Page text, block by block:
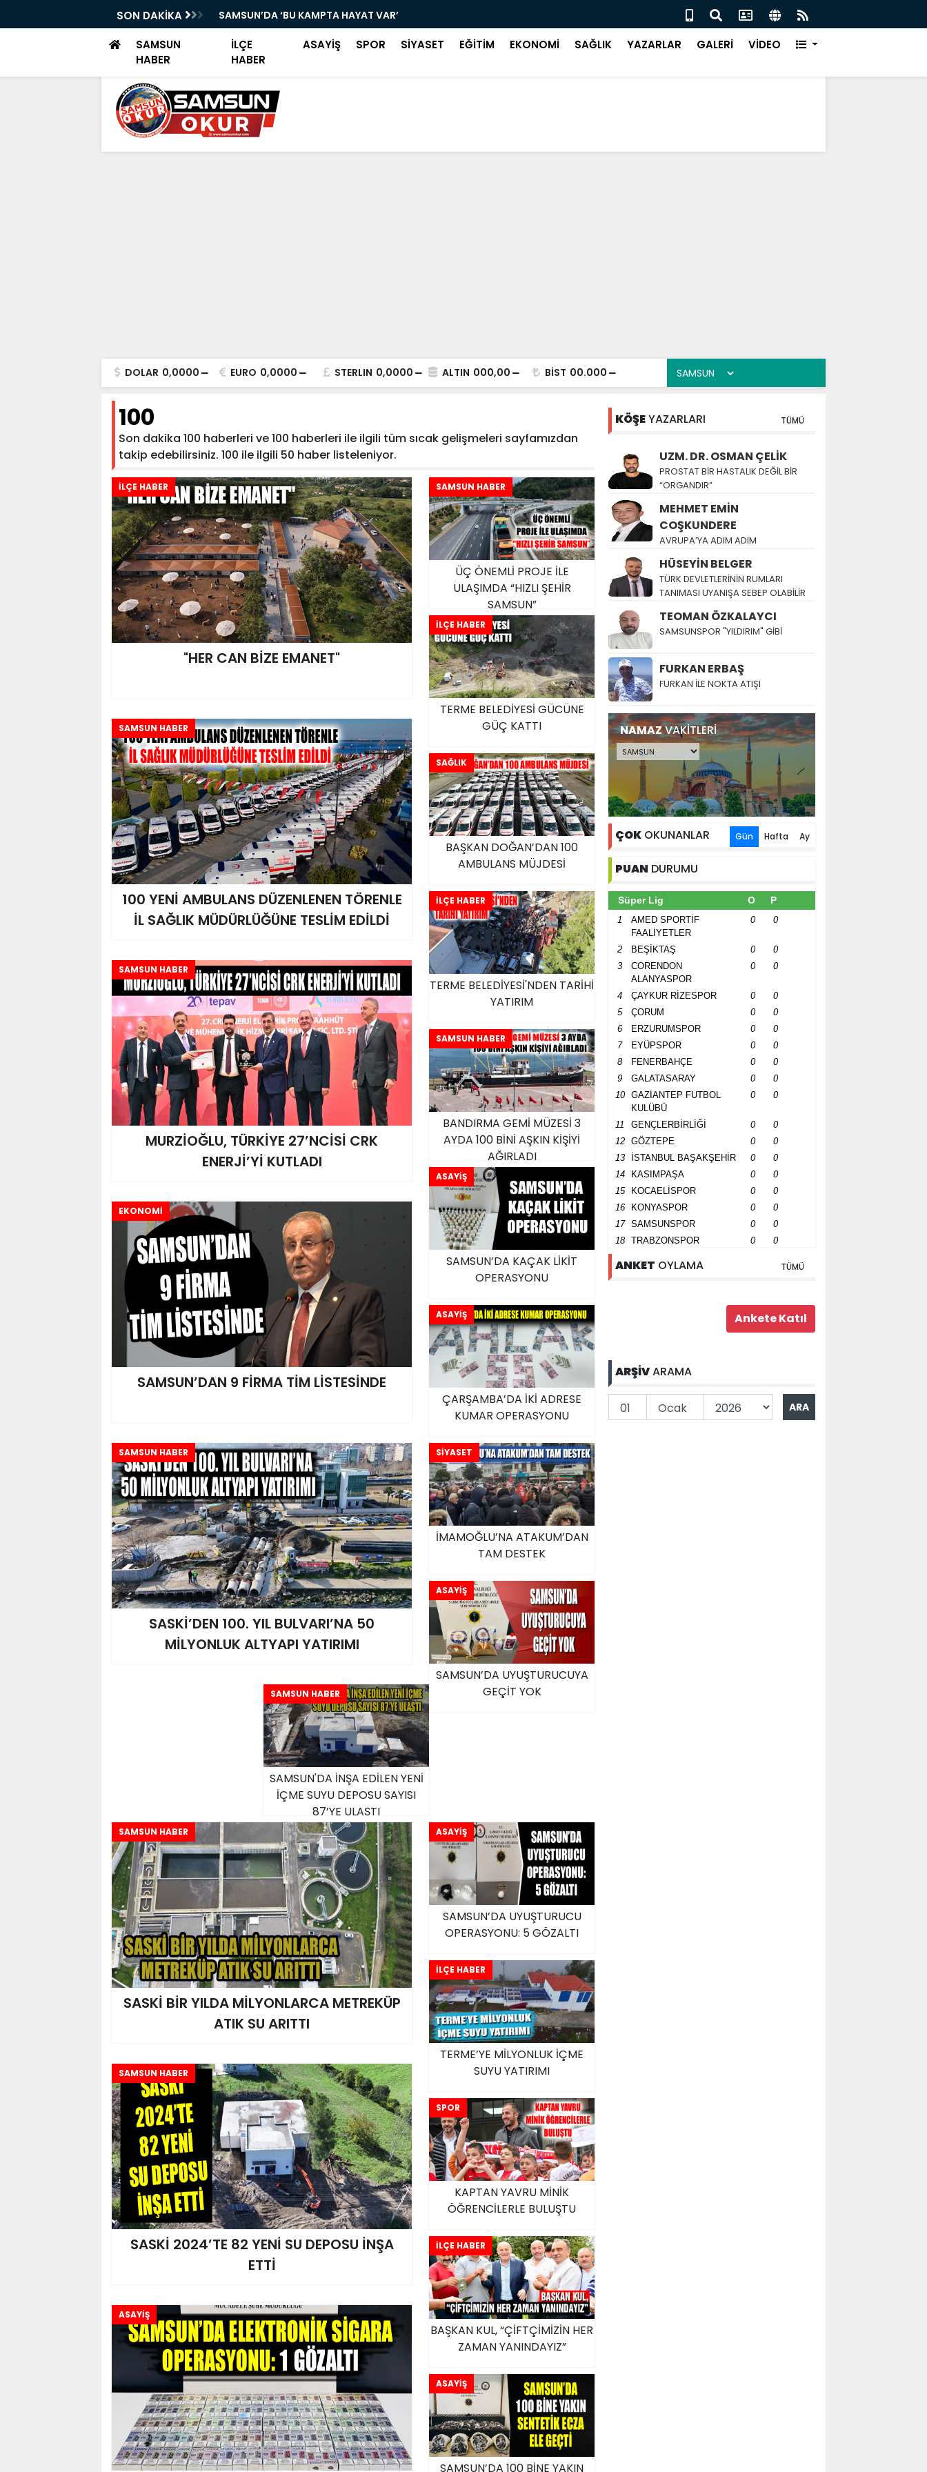
SON DAKİKA
MAHALLELER GÜVENDE SAMSUN’DA ‘BU KAMPTA HAYAT VAR’ SALIPAZARISPOR’DA KARAOĞLU DÖNEMİ
SAMSUN
HABER
İLÇE
HABER
ASAYİŞ SPOR SİYASET EĞİTİM EKONOMİ SAĞLIK YAZARLAR GALERİ VİDEO
DOLAR 0,0000 EURO 0,0000 STERLIN 0,0000 ALTIN 000,00 BİST 00.000
100
Son dakika 100 haberleri ve 100 haberleri ile ilgili tüm sıcak gelişmeleri sayfamızdan
takip edebilirsiniz. 100 ile ilgili 50 haber listeleniyor.
İLÇE HABER
"HER CAN BİZE EMANET"
SAMSUN HABER
ÜÇ ÖNEMLİ PROJE İLE
ULAŞIMDA “HIZLI ŞEHİR
SAMSUN”
İLÇE HABER
TERME BELEDİYESİ GÜCÜNE
GÜÇ KATTI
SAMSUN HABER
100 YENİ AMBULANS DÜZENLENEN TÖRENLE
İL SAĞLIK MÜDÜRLÜĞÜNE TESLİM EDİLDİ
SAĞLIK
BAŞKAN DOĞAN’DAN 100
AMBULANS MÜJDESİ
İLÇE HABER
TERME BELEDİYESİ'NDEN TARİHİ
YATIRIM
SAMSUN HABER
MURZİOĞLU, TÜRKİYE 27’NCİSİ CRK
ENERJİ’Yİ KUTLADI
SAMSUN HABER
BANDIRMA GEMİ MÜZESİ 3
AYDA 100 BİNİ AŞKIN KİŞİYİ
AĞIRLADI
ASAYİŞ
SAMSUN’DA KAÇAK LİKİT
OPERASYONU
EKONOMİ
SAMSUN’DAN 9 FİRMA TİM LİSTESİNDE
ASAYİŞ
ÇARŞAMBA’DA İKİ ADRESE
KUMAR OPERASYONU
SİYASET
İMAMOĞLU’NA ATAKUM’DAN
TAM DESTEK
SAMSUN HABER
SASKİ’DEN 100. YIL BULVARI’NA 50
MİLYONLUK ALTYAPI YATIRIMI
ASAYİŞ
SAMSUN’DA UYUŞTURUCUYA
GEÇİT YOK
SAMSUN HABER
SAMSUN'DA İNŞA EDİLEN YENİ
İÇME SUYU DEPOSU SAYISI
87’YE ULAŞTI
SAMSUN HABER
SASKİ BİR YILDA MİLYONLARCA METREKÜP
ATIK SU ARITTI
ASAYİŞ
SAMSUN’DA UYUŞTURUCU
OPERASYONU: 5 GÖZALTI
İLÇE HABER
TERME’YE MİLYONLUK İÇME
SUYU YATIRIMI
SAMSUN HABER
SASKİ 2024’TE 82 YENİ SU DEPOSU İNŞA
ETTİ
SPOR
KAPTAN YAVRU MİNİK
ÖĞRENCİLERLE BULUŞTU
İLÇE HABER
BAŞKAN KUL, “ÇİFTÇİMİZİN HER
ZAMAN YANINDAYIZ”
ASAYİŞ
ASAYİŞ
SAMSUN’DA 100 BİNE YAKIN
KÖŞEYAZARLARI TÜMÜ
UZM. DR. OSMAN ÇELİK
PROSTAT BİR HASTALIK DEĞİL BİR
“ORGANDIR”
MEHMET EMİN
COŞKUNDERE
AVRUPA’YA ADIM ADIM
HÜSEYİN BELGER
TÜRK DEVLETLERİNİN RUMLARI
TANIMASI UYANIŞA SEBEP OLABİLİR
TEOMAN ÖZKALAYCI
SAMSUNSPOR "YILDIRIM" GİBİ
FURKAN ERBAŞ
FURKAN İLE NOKTA ATIŞI
NAMAZVAKİTLERİ
ÇOK OKUNANLAR Gün Hafta Ay
PUAN DURUMU
Süper Lig O P
1
AMED SPORTİF
FAALİYETLER
0 0
2 BEŞİKTAŞ 0
0
3
CORENDON
ALANYASPOR
0 0
4 ÇAYKUR RİZESPOR 0
0
5
ÇORUM 0
0
6
ERZURUMSPOR 0
0
7
EYÜPSPOR 0
0
8
FENERBAHÇE 0
0
9
GALATASARAY 0
0
10
GAZİANTEP FUTBOL
KULÜBÜ
0 0
11 GENÇLERBİRLİĞİ 0
0
12
GÖZTEPE 0
0
13
İSTANBUL BAŞAKŞEHİR 0
0
14
KASIMPAŞA 0
0
15
KOCAELİSPOR 0
0
16
KONYASPOR 0
0
17
SAMSUNSPOR 0
0
18
TRABZONSPOR 0 0
ANKET OYLAMA TÜMÜ
ARŞİVARAMA